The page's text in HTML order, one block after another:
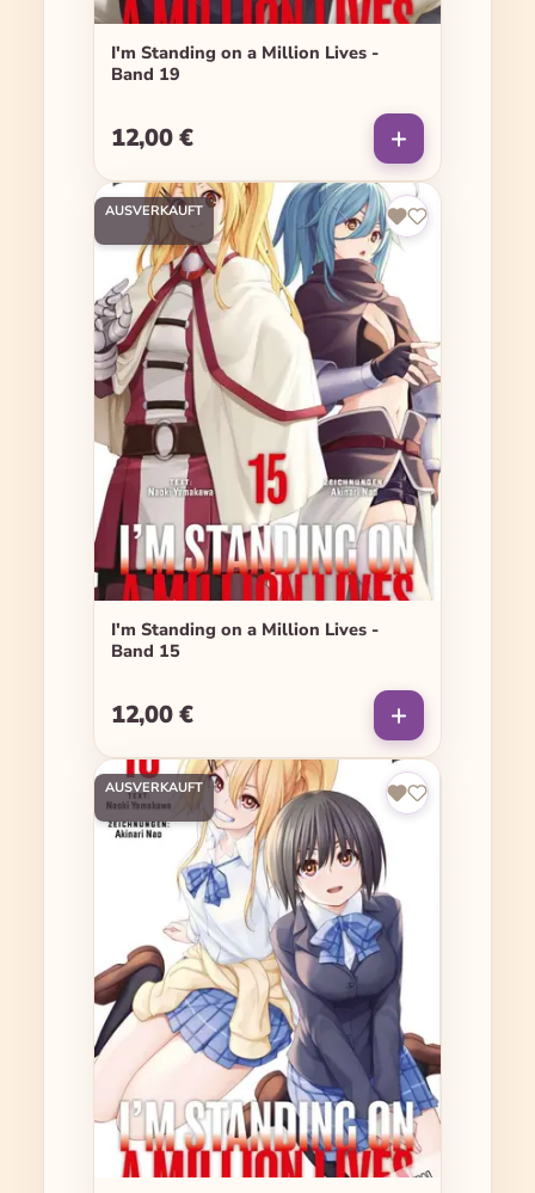
I'm Standing on a Million Lives -
Band 19
Regulärer Preis:
12,00 €
AUSVERKAUFT
I'm Standing on a Million Lives -
Band 15
Regulärer Preis:
12,00 €
AUSVERKAUFT